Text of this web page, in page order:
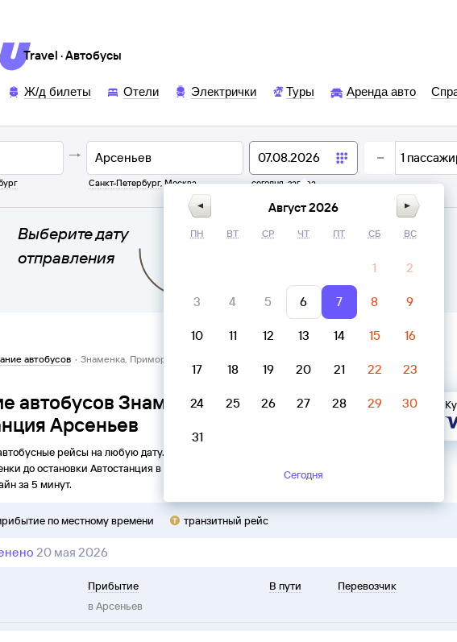
Travel · Автобусы
Ж/д билеты Отели Электрички Туры Аренда авто
Санкт-Петербург, Москва сегодня, завтра
1
Выберите дату
отправления
автобусов · Знаменка, Приморский край → Автостанция Арсеньев
автобусов Знаменка, Приморский край
Арсеньев
рейсы на любую дату. Вы можете узнать точное расписание
доостановки Автостанция в
за 5 минут.
по местному времени транзитный рейс
20 мая 2026
Прибытие
в Арсеньев
В пути Перевозчик
Август 2026
ПН ВТ СР ЧТ ПТ СБ ВС
1 2
3 4 5 6 7 8 9
10 11 12 13 14 15 16
17 18 19 20 21 22 23
24 25 26 27 28 29 30
31
Сегодня